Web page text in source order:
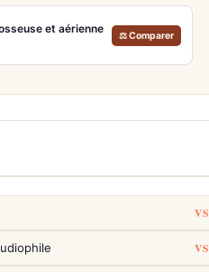
et aérienne
⚖ Comparer
VS
VS